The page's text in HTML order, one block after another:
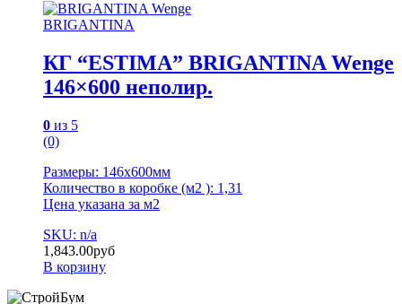
BRIGANTINA
КГ “ESTIMA” BRIGANTINA Wenge
146×600 неполир.
0 из 5
(0)
Размеры: 146х600мм
Количество в коробке (м2 ): 1,31
Цена указана за м2
SKU: n/a
1,843.00руб
В корзину